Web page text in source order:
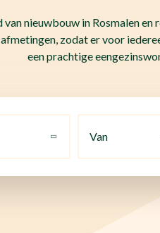
nieuwbouw in Rosmalen
zodat er voor
een prachtige
Van